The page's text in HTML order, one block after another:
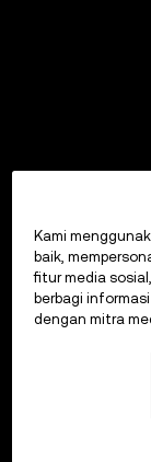
Kami
baik,
fitur media
berbagi
dengan mitra